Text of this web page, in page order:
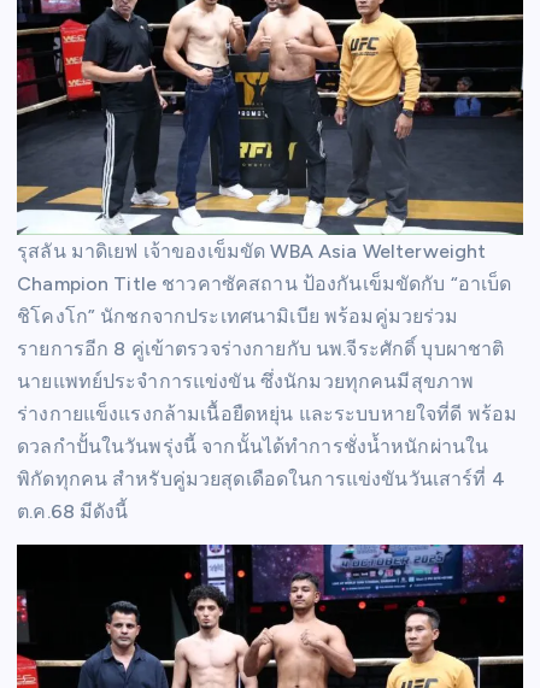
รุสลัน มาดิเยฟ เจ้าของเข็มขัด WBA Asia Welterweight
Champion Title ชาวคาซัคสถาน ป้องกันเข็มขัดกับ “อาเบ็ด
ชิโคงโก” นักชกจากประเทศนามิเบีย พร้อมคู่มวยร่วม
รายการอีก 8 คู่เข้าตรวจร่างกายกับ นพ.จีระศักดิ์ บุบผาชาติ
นายแพทย์ประจำการแข่งขัน ซึ่งนักมวยทุกคนมีสุขภาพ
ร่างกายแข็งแรงกล้ามเนื้อยืดหยุ่น และระบบหายใจที่ดี พร้อม
ดวลกำปั้นในวันพรุ่งนี้ จากนั้นได้ทำการชั่งน้ำหนักผ่านใน
พิกัดทุกคน สำหรับคู่มวยสุดเดือดในการแข่งขันวันเสาร์ที่ 4
ต.ค.68 มีดังนี้